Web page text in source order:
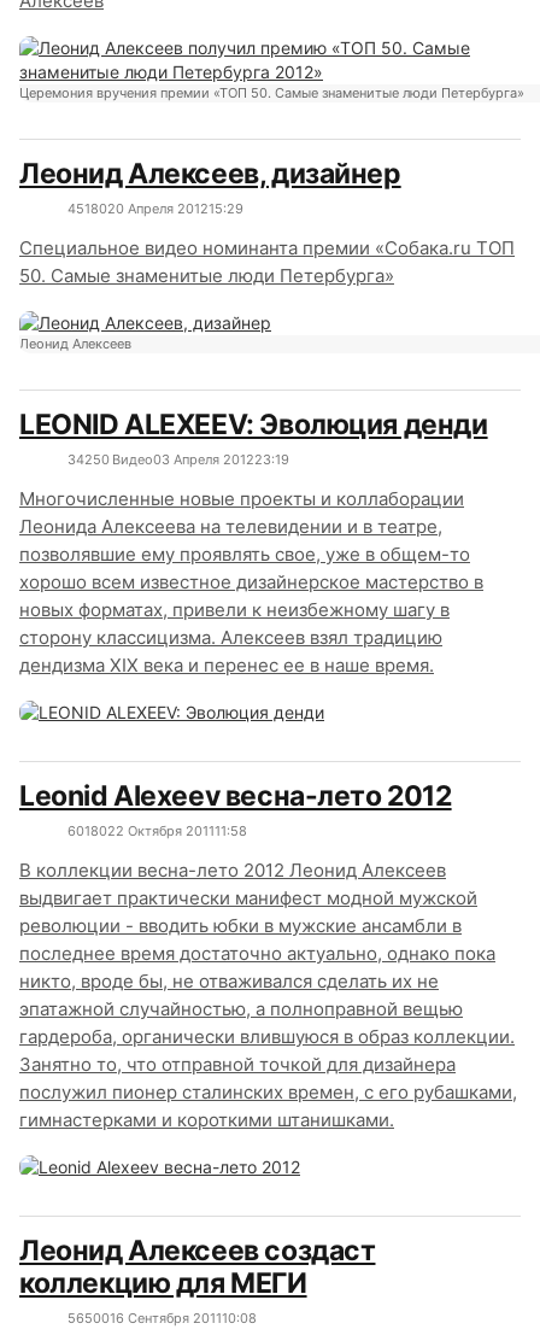
Церемония вручения премии «ТОП 50. Самые знаменитые люди Петербурга»
Леонид Алексеев, дизайнер
4518020 Апреля 201215:29
Специальное видео номинанта премии «Собака.ru ТОП
50. Самые знаменитые люди Петербурга»
Леонид Алексеев
LEONID ALEXEEV: Эволюция денди
34250 Видео03 Апреля 201223:19
Многочисленные новые проекты и коллаборации
Леонида Алексеева на телевидении и в театре,
позволявшие ему проявлять свое, уже в общем-то
хорошо всем известное дизайнерское мастерство в
новых форматах, привели к неизбежному шагу в
сторону классицизма. Алексеев взял традицию
дендизма XIX века и перенес ее в наше время.
Leonid Alexeev весна-лето 2012
6018022 Октября 201111:58
В коллекции весна-лето 2012 Леонид Алексеев
выдвигает практически манифест модной мужской
революции - вводить юбки в мужские ансамбли в
последнее время достаточно актуально, однако пока
никто, вроде бы, не отваживался сделать их не
эпатажной случайностью, а полноправной вещью
гардероба, органически влившуюся в образ коллекции.
Занятно то, что отправной точкой для дизайнера
послужил пионер сталинских времен, с его рубашками,
гимнастерками и короткими штанишками.
Леонид Алексеев создаст
коллекцию для МЕГИ
5650016 Сентября 201110:08